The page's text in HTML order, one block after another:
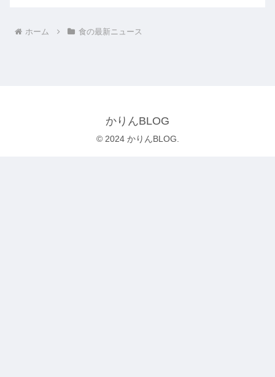
ホーム 食の最新ニュース
かりんBLOG
© 2024 かりんBLOG.